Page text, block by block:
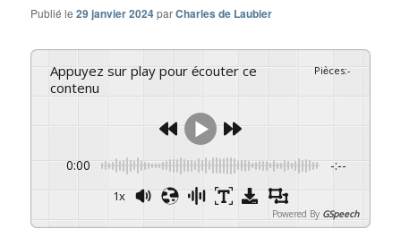
Publié le29 janvier 2024parCharles de Laubier
Appuyez sur play pour écouter ce
contenu
Pièces:-
0:00 -:--
1x
Powered By GSpeech